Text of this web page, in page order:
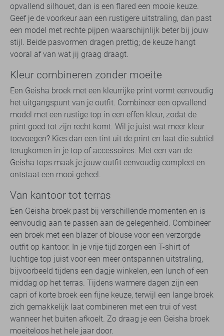
opvallend silhouet, dan is een flared een mooie keuze.
Geef je de voorkeur aan een rustigere uitstraling, dan past
een model met rechte pijpen waarschijnlijk beter bij jouw
stijl. Beide pasvormen dragen prettig; de keuze hangt
vooral af van wat jij graag draagt.
Kleur combineren zonder moeite
Een Geisha broek met een kleurrijke print vormt eenvoudig
het uitgangspunt van je outfit. Combineer een opvallend
model met een rustige top in een effen kleur, zodat de
print goed tot zijn recht komt. Wil je juist wat meer kleur
toevoegen? Kies dan een tint uit de print en laat die subtiel
terugkomen in je top of accessoires. Met een van de
Geisha tops maak je jouw outfit eenvoudig compleet en
ontstaat een mooi geheel.
Van kantoor tot terras
Een Geisha broek past bij verschillende momenten en is
eenvoudig aan te passen aan de gelegenheid. Combineer
een broek met een blazer of blouse voor een verzorgde
outfit op kantoor. In je vrije tijd zorgen een T-shirt of
luchtige top juist voor een meer ontspannen uitstraling,
bijvoorbeeld tijdens een dagje winkelen, een lunch of een
middag op het terras. Tijdens warmere dagen zijn een
capri of korte broek een fijne keuze, terwijl een lange broek
zich gemakkelijk laat combineren met een trui of vest
wanneer het buiten afkoelt. Zo draag je een Geisha broek
moeiteloos het hele jaar door.